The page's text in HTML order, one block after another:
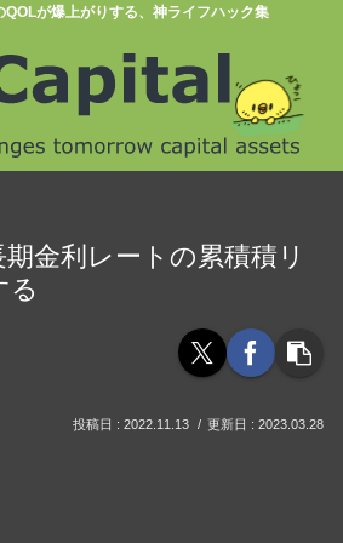
QOLが爆上がりする、神ライフハック集
金利レートの累積積リ
る
2022.11.13 2023.03.28